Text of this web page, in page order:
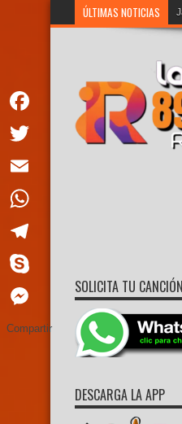
ÚLTIMAS NOTICIAS
SOLICITA TU CANCIÓN
DESCARGA LA APP
Facebook
Twitter
Email
WhatsApp
Telegram
Skype
Messenger
Compartir